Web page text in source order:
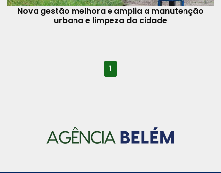
Nova gestão melhora e amplia a manutenção
urbana e limpeza da cidade
1